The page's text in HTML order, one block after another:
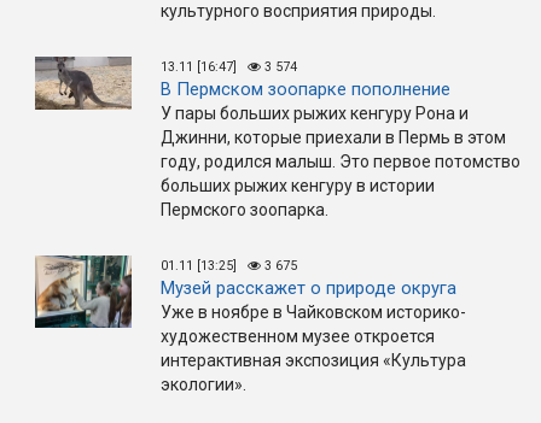
культурного восприятия природы.
13.11 [16:47] 3 574
В Пермском зоопарке пополнение
У пары больших рыжих кенгуру Рона и
Джинни, которые приехали в Пермь в этом
году, родился малыш. Это первое потомство
больших рыжих кенгуру в истории
Пермского зоопарка.
01.11 [13:25] 3 675
Музей расскажет о природе округа
Уже в ноябре в Чайковском историко-
художественном музее откроется
интерактивная экспозиция «Культура
экологии».